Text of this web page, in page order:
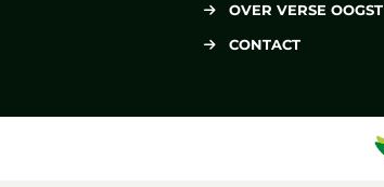
OVER VERSE OOGST
CONTACT